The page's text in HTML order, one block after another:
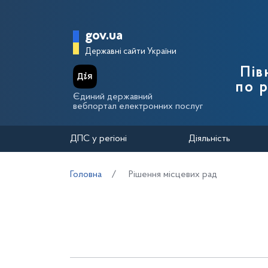
Головна сторінка
gov.ua
Державні сайти України
Єдиний державний
вебпортал електронних послуг
по
ДПС у регіоні Діяльність
Головна Рішення місцевих рад